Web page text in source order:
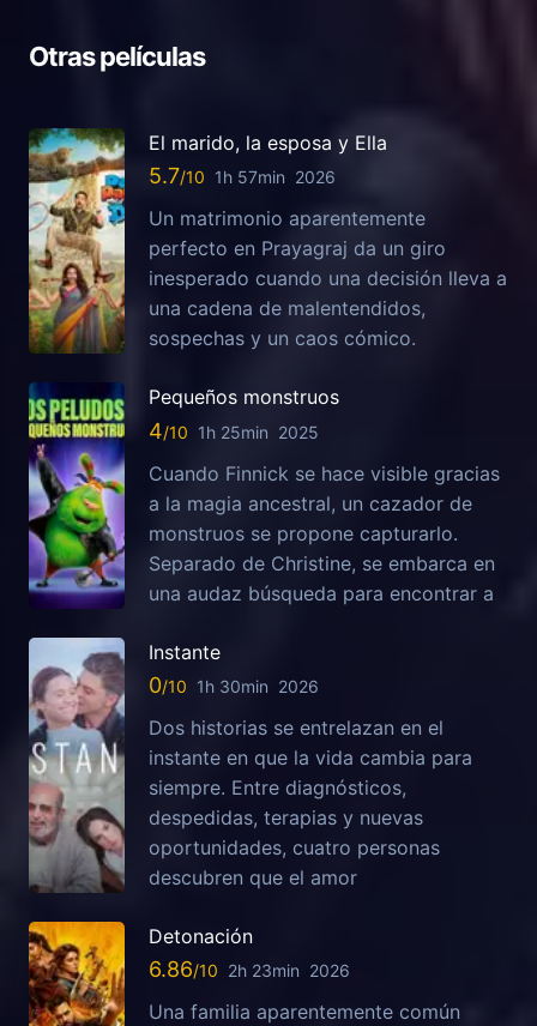
Otras películas
El marido, la esposa y Ella
5.7 1h 57min 2026
Un matrimonio aparentemente
perfecto en Prayagraj da un giro
inesperado cuando una decisión lleva a
una cadena de malentendidos,
sospechas y un caos cómico.
Pequeños monstruos
4 1h 25min 2025
Cuando Finnick se hace visible gracias
a la magia ancestral, un cazador de
monstruos se propone capturarlo.
Separado de Christine, se embarca en
una audaz búsqueda para encontrar a
Instante
0 1h 30min 2026
Dos historias se entrelazan en el
instante en que la vida cambia para
siempre. Entre diagnósticos,
despedidas, terapias y nuevas
oportunidades, cuatro personas
descubren que el amor
Detonación
6.86 2h 23min 2026
Una familia aparentemente común